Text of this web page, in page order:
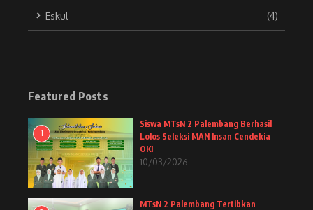
Eskul (4)
Featured Posts
1
Siswa MTsN 2 Palembang Berhasil
Lolos Seleksi MAN Insan Cendekia
OKI
10/03/2026
MTsN 2 Palembang Tertibkan